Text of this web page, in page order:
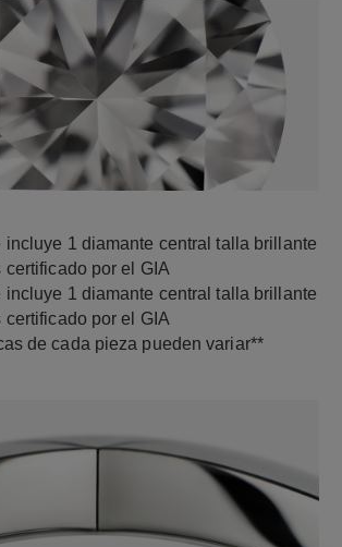
incluye 1 diamante central talla brillante
por el GIA
incluye 1 diamante central talla brillante
por el GIA
de cada pieza pueden variar**